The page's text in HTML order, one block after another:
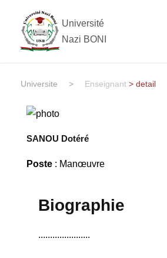
Université
Nazi BONI
Universite > Enseignant > detail
SANOU Dotéré
Poste: Manœuvre
Biographie
......................